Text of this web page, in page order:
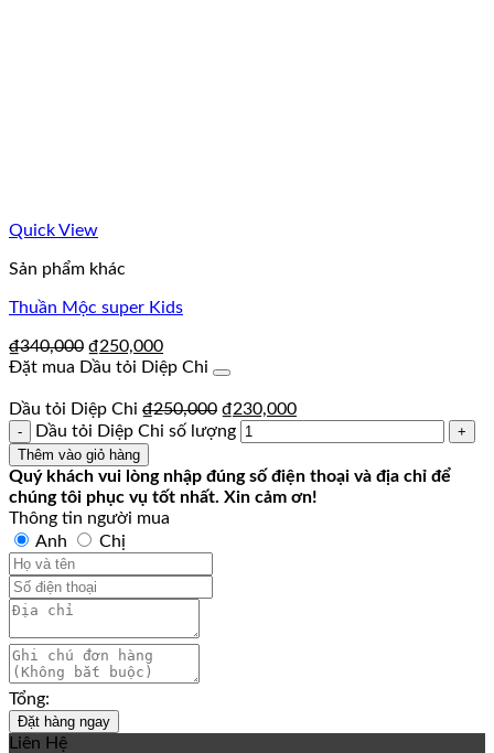
Quick View
Sản phẩm khác
Thuần Mộc super Kids
₫340,000 ₫250,000
Đặt mua Dầu tỏi Diệp Chi
Dầu tỏi Diệp Chi ₫250,000 ₫230,000
Dầu tỏi Diệp Chi số lượng
Thêm vào giỏ hàng
Quý khách vui lòng nhập đúng số điện thoại và địa chỉ để
chúng tôi phục vụ tốt nhất. Xin cảm ơn!
Thông tin người mua
Anh
Chị
Tổng:
Đặt hàng ngay
Liên Hệ